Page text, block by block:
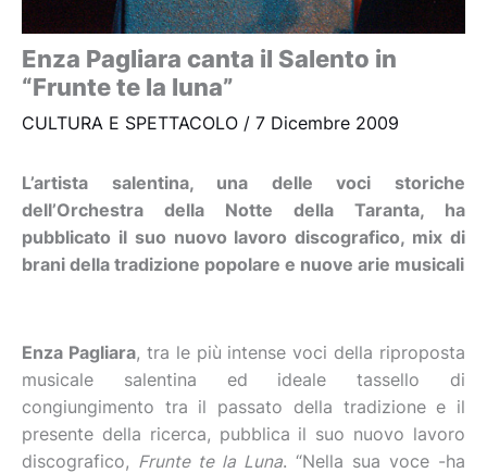
Enza Pagliara canta il Salento in
“Frunte te la luna”
CULTURA E SPETTACOLO / 7 Dicembre 2009
L’artista salentina, una delle voci storiche
dell’Orchestra della Notte della Taranta, ha
pubblicato il suo nuovo lavoro discografico, mix di
brani della tradizione popolare e nuove arie musicali
Enza Pagliara, tra le più intense voci della riproposta
musicale salentina ed ideale tassello di
congiungimento tra il passato della tradizione e il
presente della ricerca, pubblica il suo nuovo lavoro
discografico, Frunte te la Luna. “Nella sua voce -ha